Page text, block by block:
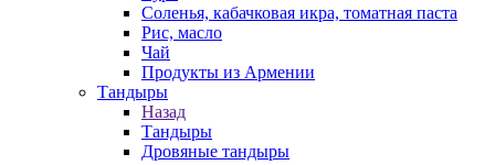
Соленья, кабачковая икра, томатная паста
Рис, масло
Чай
Продукты из Армении
Тандыры
Назад
Тандыры
Дровяные тандыры